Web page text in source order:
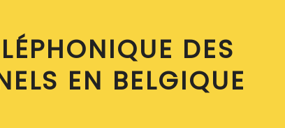
DES
EN BELGIQUE